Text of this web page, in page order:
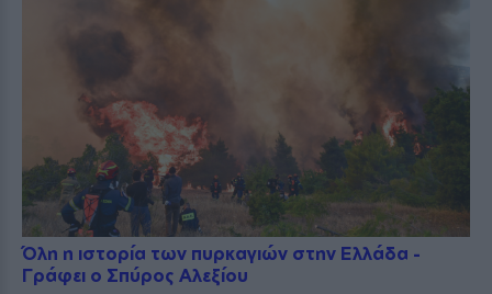
Όλη η ιστορία των πυρκαγιών στην Ελλάδα -
Γράφει ο Σπύρος Αλεξίου